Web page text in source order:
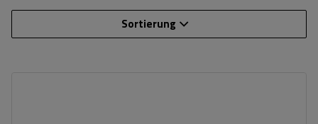
Sortierung